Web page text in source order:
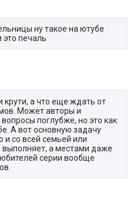
ну такое на ютубе
печаль
крути, а что еще ждать от
Может авторы и
поглубже, но это как
А вот основную задачу
и со всей семьей или
а местами даже
серии вообще